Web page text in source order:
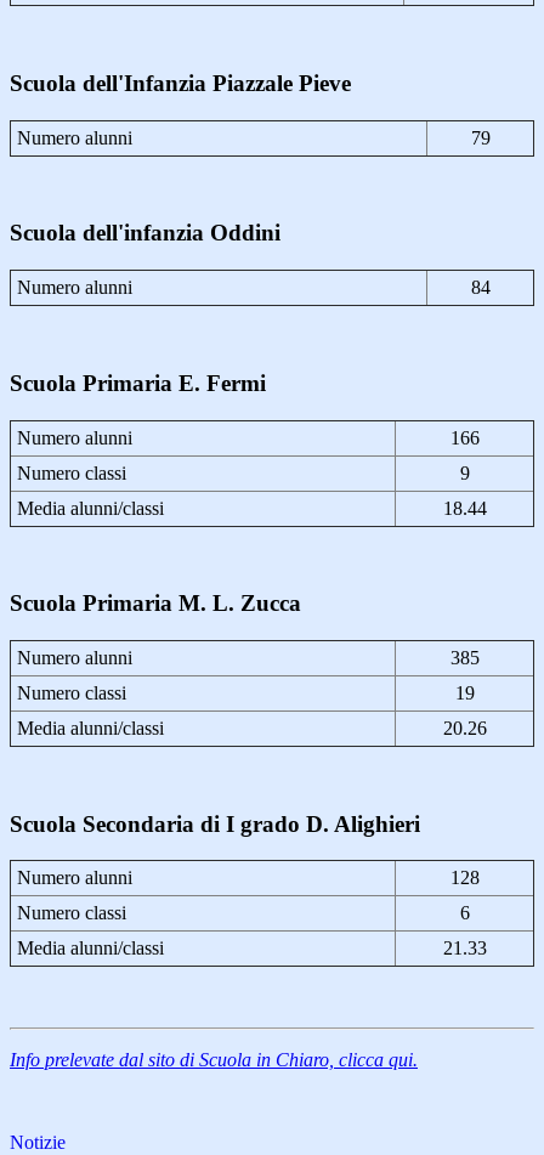
Scuola dell'Infanzia Piazzale Pieve
Numero alunni 79
Scuola dell'infanzia Oddini
Numero alunni 84
Scuola Primaria E. Fermi
Numero alunni
166
Numero classi
9
Media alunni/classi
18.44
Scuola Primaria M. L. Zucca
Numero alunni
385
Numero classi
19
Media alunni/classi
20.26
Scuola Secondaria di I grado D. Alighieri
Numero alunni
128
Numero classi
6
Media alunni/classi
21.33
Info prelevate dal sito di Scuola in Chiaro, clicca qui.
Notizie